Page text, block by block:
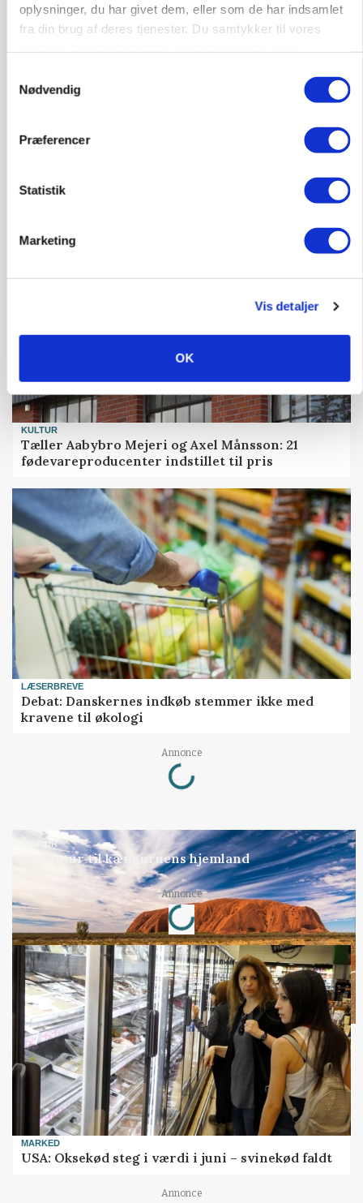
oplysninger, du har givet dem, eller som de har indsamlet
fra din brug af deres tjenester. Du samtykker til vores
Nødvendig
Præferencer
Statistik
Marketing
Vis detaljer
OK
fordoble produktionen og behandle 800.000 ton
KULTUR
Tæller Aabybro Mejeri og Axel Månsson: 21
fødevareproducenter indstillet til pris
LÆSERBREVE
Debat: Danskernes indkøb stemmer ikke med
kravene til økologi
Annonce
Loading...
KULTUR
Studietur til kænguruens hjemland
Annonce
Loading...
MARKED
USA: Oksekød steg i værdi i juni – svinekød faldt
Annonce